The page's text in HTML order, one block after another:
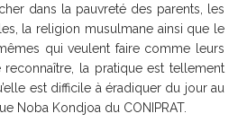
dans la pauvreté des parents, les
la religion musulmane ainsi que le
qui veulent faire comme leurs
reconnaître, la pratique est tellement
est difficile à éradiquer du jour au
Noba Kondjoa du CONIPRAT.